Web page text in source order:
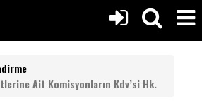
Ait Komisyonların Kdv’si Hk.
VERGIPEDIA